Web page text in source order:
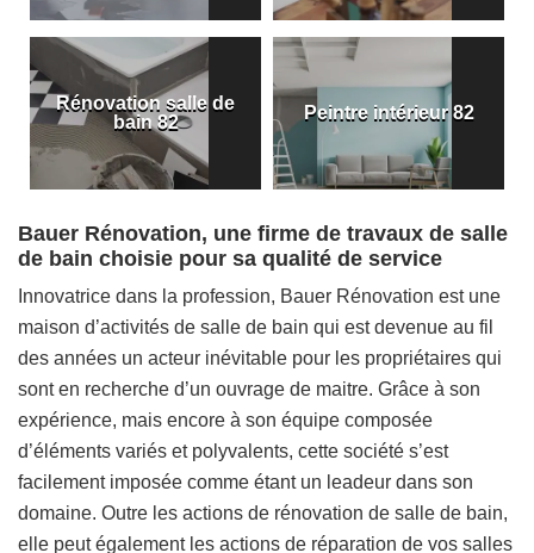
Rénovation salle de
bain 82
Peintre intérieur 82
Bauer Rénovation, une firme de travaux de salle
de bain choisie pour sa qualité de service
Innovatrice dans la profession, Bauer Rénovation est une
maison d’activités de salle de bain qui est devenue au fil
des années un acteur inévitable pour les propriétaires qui
sont en recherche d’un ouvrage de maitre. Grâce à son
expérience, mais encore à son équipe composée
d’éléments variés et polyvalents, cette société s’est
facilement imposée comme étant un leadeur dans son
domaine. Outre les actions de rénovation de salle de bain,
elle peut également les actions de réparation de vos salles